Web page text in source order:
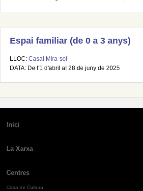
Espai familiar (de 0 a 3 anys)
LLOC: Casal Mira-sol
DATA: De l'1 d'abril al 28 de juny de 2025
Inici
La Xarxa
Centres
Casa de Cultura